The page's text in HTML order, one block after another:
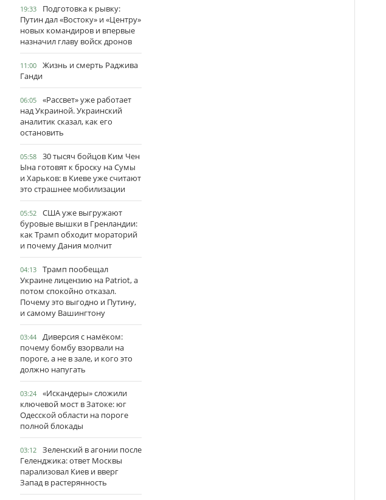
19:33
Подготовка к рывку:
Путин дал «Востоку» и «Центру»
новых командиров и впервые
назначил главу войск дронов
11:00
Жизнь и смерть Раджива
Ганди
06:05
«Рассвет» уже работает
над Украиной. Украинский
аналитик сказал, как его
остановить
05:58
30 тысяч бойцов Ким Чен
Ына готовят к броску на Сумы
и Харьков: в Киеве уже считают
это страшнее мобилизации
05:52
США уже выгружают
буровые вышки в Гренландии:
как Трамп обходит мораторий
и почему Дания молчит
04:13
Трамп пообещал
Украине лицензию на Patriot, а
потом спокойно отказал.
Почему это выгодно и Путину,
и самому Вашингтону
03:44
Диверсия с намёком:
почему бомбу взорвали на
пороге, а не в зале, и кого это
должно напугать
03:24
«Искандеры» сложили
ключевой мост в Затоке: юг
Одесской области на пороге
полной блокады
03:12
Зеленский в агонии после
Геленджика: ответ Москвы
парализовал Киев и вверг
Запад в растерянность